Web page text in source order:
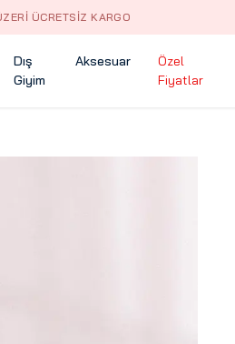
ÜCRETSIZ KARGO
Dış
Giyim
Aksesuar
Özel
Fiyatlar